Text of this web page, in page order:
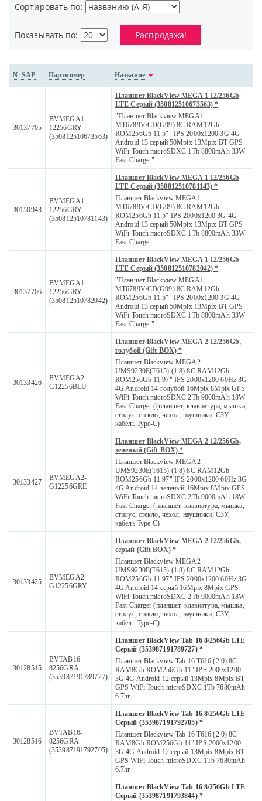
Сортировать по:
Показывать по: Распродажа!
№ SAP Партномер Название
30137705
BVMEGA1-
12256GRY
(350812510673563)
Планшет BlackView MEGA 1 12/256Gb
LTE Серый (350812510673563) *
"Планшет Blackview MEGA1
MT6789V/CD(G99) 8C RAM12Gb
ROM256Gb 11.5"" IPS 2000x1200 3G 4G
Android 13 серый 50Mpix 13Mpix BT GPS
WiFi Touch microSDXC 1Tb 8800mAh 33W
Fast Charger"
30150943
BVMEGA1-
12256GRY
(350812510781143)
Планшет BlackView MEGA 1 12/256Gb
LTE Серый (350812510781143) *
Планшет Blackview MEGA1
MT6789V/CD(G99) 8C RAM12Gb
ROM256Gb 11.5" IPS 2000x1200 3G 4G
Android 13 серый 50Mpix 13Mpix BT GPS
WiFi Touch microSDXC 1Tb 8800mAh 33W
Fast Charger
30137706
BVMEGA1-
12256GRY
(350812510782042)
Планшет BlackView MEGA 1 12/256Gb
LTE Серый (350812510782042) *
"Планшет Blackview MEGA1
MT6789V/CD(G99) 8C RAM12Gb
ROM256Gb 11.5"" IPS 2000x1200 3G 4G
Android 13 серый 50Mpix 13Mpix BT GPS
WiFi Touch microSDXC 1Tb 8800mAh 33W
Fast Charger"
30133426
BVMEGA2-
G12256BLU
Планшет BlackView MEGA 2 12/256Gb,
голубой (Gift BOX) *
Планшет Blackview MEGA2
UMS9230E(T615) (1.8) 8C RAM12Gb
ROM256Gb 11.97" IPS 2000x1200 60Hz 3G
4G Android 14 голубой 16Mpix 8Mpix GPS
WiFi Touch microSDXC 2Tb 9000mAh 18W
Fast Charger ((планшет, клавиатура, мышка,
стилус, стекло, чехол, наушники, СЗУ,
кабель Type-C)
30133427
BVMEGA2-
G12256GRE
Планшет BlackView MEGA 2 12/256Gb,
зеленый (Gift BOX) *
Планшет Blackview MEGA2
UMS9230E(T615) (1.8) 8C RAM12Gb
ROM256Gb 11.97" IPS 2000x1200 60Hz 3G
4G Android 14 зеленый 16Mpix 8Mpix GPS
WiFi Touch microSDXC 2Tb 9000mAh 18W
Fast Charger (планшет, клавиатура, мышка,
стилус, стекло, чехол, наушники, СЗУ,
кабель Type-C)
30133425
BVMEGA2-
G12256GRY
Планшет BlackView MEGA 2 12/256Gb,
серый (Gift BOX) *
Планшет Blackview MEGA2
UMS9230E(T615) (1.8) 8C RAM12Gb
ROM256Gb 11.97" IPS 2000x1200 60Hz 3G
4G Android 14 серый 16Mpix 8Mpix GPS
WiFi Touch microSDXC 2Tb 9000mAh 18W
Fast Charger (планшет, клавиатура, мышка,
стилус, стекло, чехол, наушники, СЗУ,
кабель Type-C)
30128515
BVTAB16-
8256GRA
(353987191789727)
Планшет BlackView Tab 16 8/256Gb LTE
Серый (353987191789727) *
Планшет Blackview Tab 16 T616 (2.0) 8C
RAM8Gb ROM256Gb 11" IPS 2000x1200
3G 4G Android 12 серый 13Mpix 8Mpix BT
GPS WiFi Touch microSDXC 1Tb 7680mAh
6.7hr
30128516
BVTAB16-
8256GRA
(353987191792705)
Планшет BlackView Tab 16 8/256Gb LTE
Серый (353987191792705) *
Планшет Blackview Tab 16 T616 (2.0) 8C
RAM8Gb ROM256Gb 11" IPS 2000x1200
3G 4G Android 12 серый 13Mpix 8Mpix BT
GPS WiFi Touch microSDXC 1Tb 7680mAh
6.7hr
Планшет BlackView Tab 16 8/256Gb LTE
Серый (353987191793844) *